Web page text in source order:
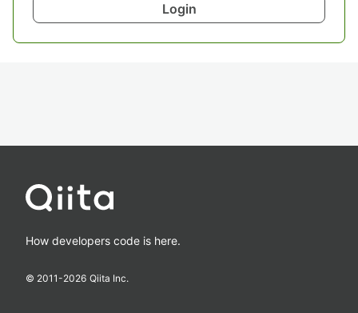
Login
How developers code is here.
© 2011-2026 Qiita Inc.